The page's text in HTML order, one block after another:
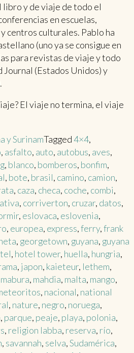
y de viaje de todo el
en escuelas,
centros culturales. Pablo ha
(uno ya se consigue en
para revistas de viaje y todo
(Estados Unidos) y
El viaje no termina, el viaje
y SurinamTagged4×4,
, asfalto, auto, autobus, aves,
, blanco, bomberos, bonfim,
, bote, brasil, camino, camion,
, caza, checa, coche, combi,
, corriverton, cruzar, datos,
, eslovaca, eslovenia,
, europea, express,ferry,frank
, georgetown, guyana, guyana
, hotel tower, huella, hungria,
, japon, kaieteur, lethem,
mabura, mahdia, malta, mango,
, nacional, national
, nature, negro, noruega,
, parque, peaje, playa, polonia,
, religion labba, reserva, río,
, savannah, selva,Sudamérica,